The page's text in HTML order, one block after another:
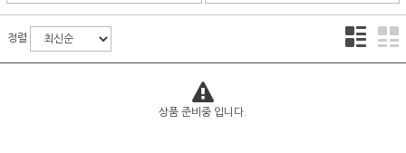
정렬
상품 준비중 입니다.